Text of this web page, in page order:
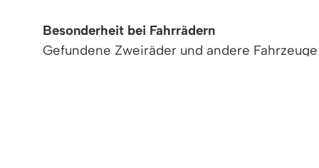
Besonderheit bei Fahrrädern
Gefundene Zweiräder und andere